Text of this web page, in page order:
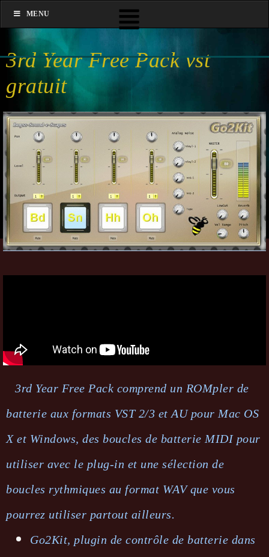
3rd Year Free Pack vst
gratuit
3rd Year Free Pack comprend un ROMpler de
batterie aux formats VST 2/3 et AU pour Mac OS
X et Windows, des boucles de batterie MIDI pour
utiliser avec le plug-in et une sélection de
boucles rythmiques au format WAV que vous
pourrez utiliser partout ailleurs.
Go2Kit, plugin de contrôle de batterie dans
MENU